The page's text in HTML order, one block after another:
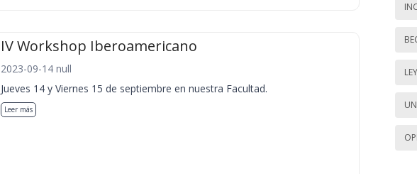
IV Workshop Iberoamericano
2023-09-14 null
Jueves 14 y Viernes 15 de septiembre en nuestra Facultad.
Leer más